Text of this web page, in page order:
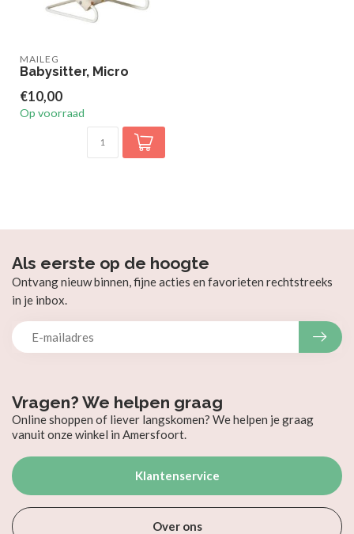
MAILEG
Babysitter, Micro
€10,00
Op voorraad
Vragen? We helpen graag
Online shoppen of liever langskomen? We helpen je graag
vanuit onze winkel in Amersfoort.
Klantenservice
Over ons
Als eerste op de hoogte
Ontvang nieuw binnen, fijne acties en favorieten rechtstreeks
in je inbox.